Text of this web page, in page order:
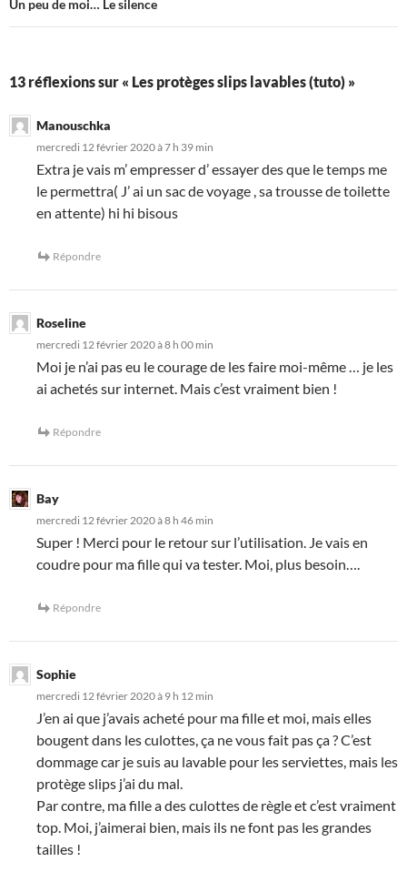
Un peu de moi… Le silence
13 réflexions sur « Les protèges slips lavables (tuto) »
Manouschka
mercredi 12 février 2020 à 7 h 39 min
Extra je vais m’ empresser d’ essayer des que le temps me
le permettra( J’ ai un sac de voyage , sa trousse de toilette
en attente) hi hi bisous
Répondre
Roseline
mercredi 12 février 2020 à 8 h 00 min
Moi je n’ai pas eu le courage de les faire moi-même … je les
ai achetés sur internet. Mais c’est vraiment bien !
Répondre
Bay
mercredi 12 février 2020 à 8 h 46 min
Super ! Merci pour le retour sur l’utilisation. Je vais en
coudre pour ma fille qui va tester. Moi, plus besoin….
Répondre
Sophie
mercredi 12 février 2020 à 9 h 12 min
J’en ai que j’avais acheté pour ma fille et moi, mais elles
bougent dans les culottes, ça ne vous fait pas ça ? C’est
dommage car je suis au lavable pour les serviettes, mais les
protège slips j’ai du mal.
Par contre, ma fille a des culottes de règle et c’est vraiment
top. Moi, j’aimerai bien, mais ils ne font pas les grandes
tailles !